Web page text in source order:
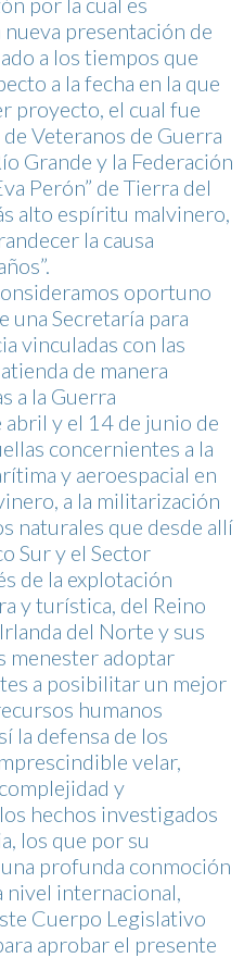
presentación de
a los tiempos que
a la fecha en la que
proyecto, el cual fue
Veteranos de Guerra
Grande y la Federación
Perón” de Tierra del
alto espíritu malvinero,
la causa
oportuno
una Secretaría para
vinculadas con las
de manera
a la Guerra
y el 14 de junio de
concernientes a la
y aeroespacial en
a la militarización
naturales que desde allí
Sur y el Sector
de la explotación
y turística, del Reino
del Norte y sus
menester adoptar
a posibilitar un mejor
humanos
la defensa de los
velar,
y
hechos investigados
los que por su
profunda conmoción
internacional,
Cuerpo Legislativo
aprobar el presente